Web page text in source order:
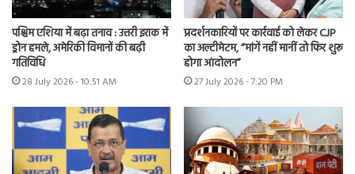
पश्चिम एशिया में बढ़ा तनाव : उत्तरी इराक में
ड्रोन हमले, अमेरिकी विमानों की बढ़ी
गतिविधि
28 July 2026 - 10:51 AM
प्रदर्शनकारियों पर कार्रवाई को लेकर CJP
का अल्टीमेटम, “मांगें नहीं मानीं तो फिर शुरू
होगा आंदोलन”
27 July 2026 - 7:20 PM